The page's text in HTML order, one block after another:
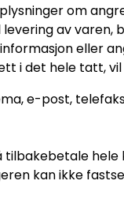
om
av varen,
eller
i det hele tatt,
e-post,
hele
kan ikke